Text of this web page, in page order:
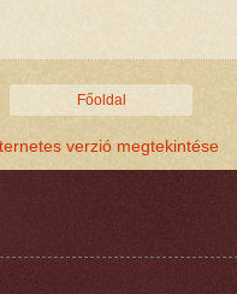
Főoldal
verzió megtekintése